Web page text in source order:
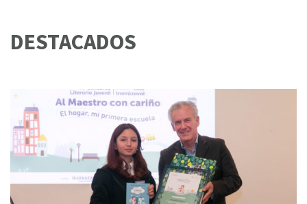
DESTACADOS